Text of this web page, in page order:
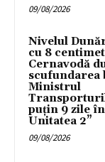
09/08/2026
Nivelul
cu 8
Cernavodă
scufundarea
Ministrul
puțin 9 zile
Unitatea 2”
09/08/2026